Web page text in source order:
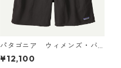
パタゴニア ウィメンズ・バ
ギーズ・ロング Black 57035
Patagonia Women's Baggie
¥12,100